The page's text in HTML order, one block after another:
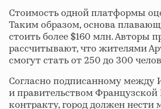
Стоимость одной платформы
Таким образом, основа
стоить более $160 млн. Авторы
рассчитывают, что жителями
смогут стать от 250 до 300
Согласно подписанному между
и правительством
контракту, город должен